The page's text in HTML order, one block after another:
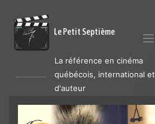
Le Petit Septième
La référence en cinéma
québécois, international et
d'auteur